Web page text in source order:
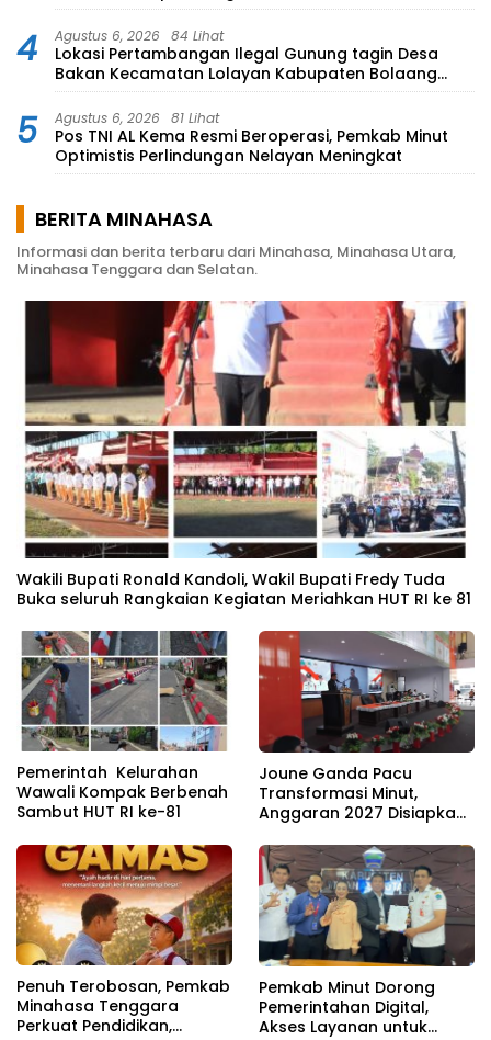
4 Agustus 6, 2026 84 Lihat
Lokasi Pertambangan Ilegal Gunung tagin Desa
Bakan Kecamatan Lolayan Kabupaten Bolaang
Mongondow di perkebunan Lolotut Target
Bareskrim TIPEDTER MABES POLRI
5 Agustus 6, 2026 81 Lihat
Pos TNI AL Kema Resmi Beroperasi, Pemkab Minut
Optimistis Perlindungan Nelayan Meningkat
BERITA MINAHASA
Informasi dan berita terbaru dari Minahasa, Minahasa Utara,
Minahasa Tenggara dan Selatan.
Wakili Bupati Ronald Kandoli, Wakil Bupati Fredy Tuda
Buka seluruh Rangkaian Kegiatan Meriahkan HUT RI ke 81
Pemerintah Kelurahan
Wawali Kompak Berbenah
Sambut HUT RI ke-81
Joune Ganda Pacu
Transformasi Minut,
Anggaran 2027 Disiapkan
Penuh Terobosan, Pemkab
Minahasa Tenggara
Perkuat Pendidikan,
Pemkab Minut Dorong
Pemerintahan Digital,
Akses Layanan untuk